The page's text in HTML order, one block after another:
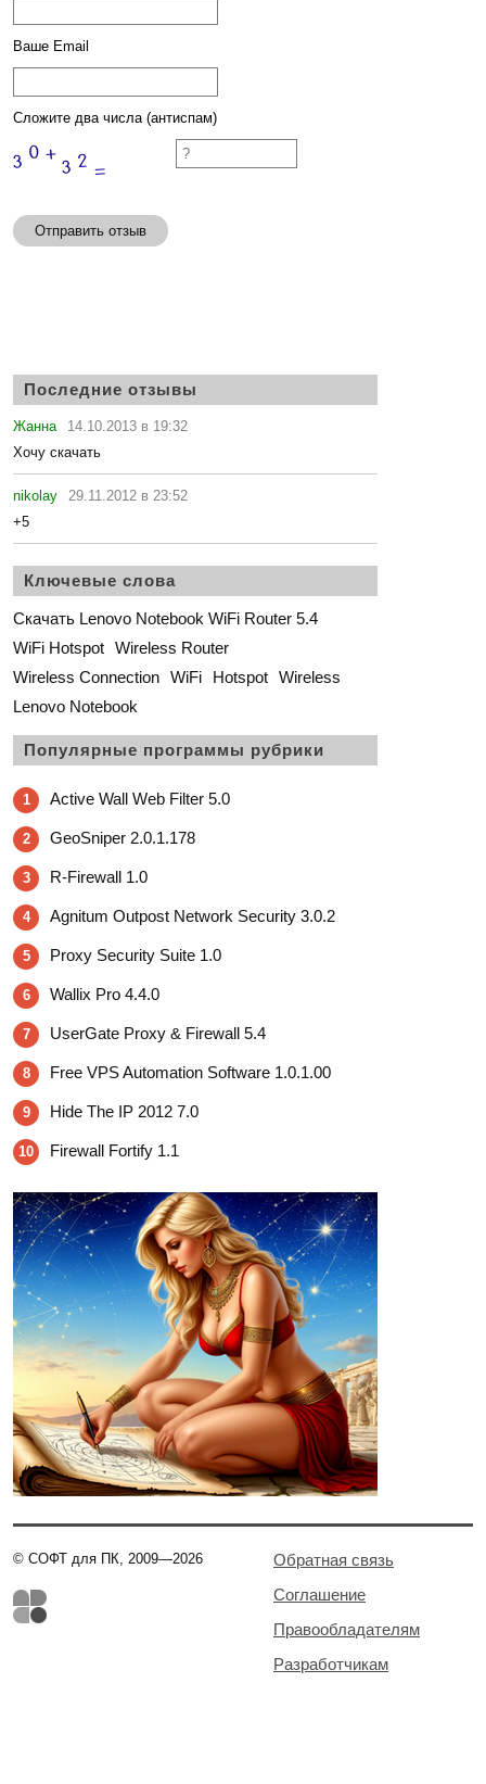
Ваше Email
Сложите два числа (антиспам)
Отправить отзыв
Последние отзывы
Жанна
14.10.2013 в 19:32
Хочу скачать
nikolay
29.11.2012 в 23:52
+5
Ключевые слова
Скачать Lenovo Notebook WiFi Router 5.4
WiFi Hotspot Wireless Router
Wireless Connection WiFi Hotspot Wireless
Lenovo Notebook
Популярные программы рубрики
1 Active Wall Web Filter 5.0
2 GeoSniper 2.0.1.178
3 R-Firewall 1.0
4 Agnitum Outpost Network Security 3.0.2
5 Proxy Security Suite 1.0
6 Wallix Pro 4.4.0
7 UserGate Proxy & Firewall 5.4
8 Free VPS Automation Software 1.0.1.00
9 Hide The IP 2012 7.0
10 Firewall Fortify 1.1
© СОФТ для ПК, 2009—2026
Обратная связь
Соглашение
Правообладателям
Разработчикам